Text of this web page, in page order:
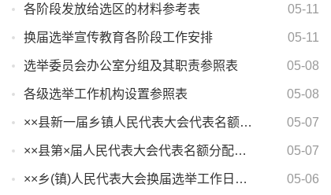
各阶段发放给选区的材料参考表 05-11
换届选举宣传教育各阶段工作安排 05-11
选举委员会办公室分组及其职责参照表 05-08
各级选举工作机构设置参照表 05-08
××县新一届乡镇人民代表大会代表名额及构成要求表 05-07
××县第×届人民代表大会代表名额分配及构成要求表 05-07
××乡(镇)人民代表大会换届选举工作日程安排表 05-06